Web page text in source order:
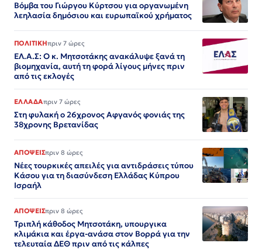
Βόμβα του Γιώργου Κύρτσου για οργανωμένη
λεηλασία δημόσιου και ευρωπαϊκού χρήματος
ΠΟΛΙΤΙΚΗπριν 7 ώρες
ΕΛ.Α.Σ: Ο κ. Μητσοτάκης ανακάλυψε ξανά τη
βιομηχανία, αυτή τη φορά λίγους μήνες πριν
από τις εκλογές
ΕΛΛΑΔΑπριν 7 ώρες
Στη φυλακή ο 26χρονος Αφγανός φονιάς της
38χρονης Βρετανίδας
ΑΠΟΨΕΙΣπριν 8 ώρες
Νέες τουρκικές απειλές για αντιδράσεις τύπου
Κάσου για τη διασύνδεση Ελλάδας Κύπρου
Ισραήλ
ΑΠΟΨΕΙΣπριν 8 ώρες
Τριπλή κάθοδος Μητσοτάκη, υπουργικα
κλιμάκια και έργα-ανάσα στον Βορρά για την
τελευταία ΔΕΘ πριν από τις κάλπες